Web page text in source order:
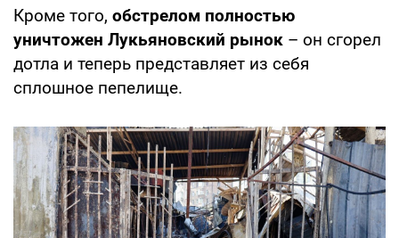
Кроме того, обстрелом полностью
уничтожен Лукьяновский рынок – он сгорел
дотла и теперь представляет из себя
сплошное пепелище.